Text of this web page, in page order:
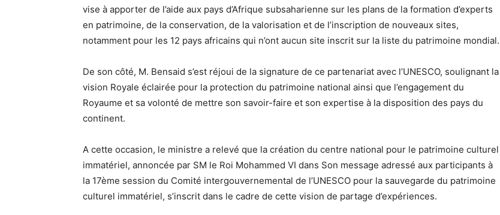
vise à apporter de l’aide aux pays d’Afrique subsaharienne sur les plans de la formation d’experts
en patrimoine, de la conservation, de la valorisation et de l’inscription de nouveaux sites,
notamment pour les 12 pays africains qui n’ont aucun site inscrit sur la liste du patrimoine mondial.
De son côté, M. Bensaid s’est réjoui de la signature de ce partenariat avec l’UNESCO, soulignant la
vision Royale éclairée pour la protection du patrimoine national ainsi que l’engagement du
Royaume et sa volonté de mettre son savoir-faire et son expertise à la disposition des pays du
continent.
A cette occasion, le ministre a relevé que la création du centre national pour le patrimoine culturel
immatériel, annoncée par SM le Roi Mohammed VI dans Son message adressé aux participants à
la 17ème session du Comité intergouvernemental de l’UNESCO pour la sauvegarde du patrimoine
culturel immatériel, s’inscrit dans le cadre de cette vision de partage d’expériences.